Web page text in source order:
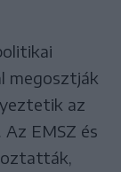
megosztják
az
EMSZ és